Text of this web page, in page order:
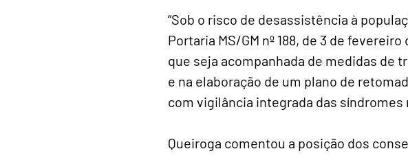
“Sob o risco de desassistência à
Portaria MS/GM nº 188, de 3 de
que seja acompanhada de medidas de
e na elaboração de um plano de
com vigilância integrada das síndromes
Queiroga comentou a posição dos